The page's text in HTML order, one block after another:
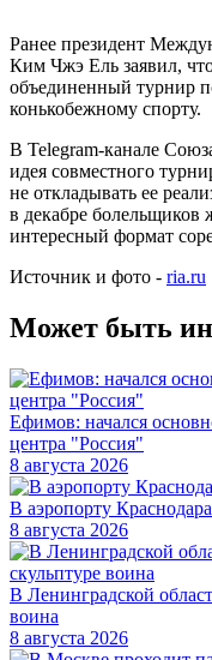
Ранее президент
Ким Чжэ Ель заявил,
объединенный турнир
конькобежному спорту.
В Telegram-канале
идея совместного
не откладывать ее
в декабре болельщиков
интересный формат
Источник и фото - ria.ru
Может быть
Ефимов: начался
центра "Россия"
8 августа 2026
В аэропорту
8 августа 2026
В Ленинградской
воина
8 августа 2026